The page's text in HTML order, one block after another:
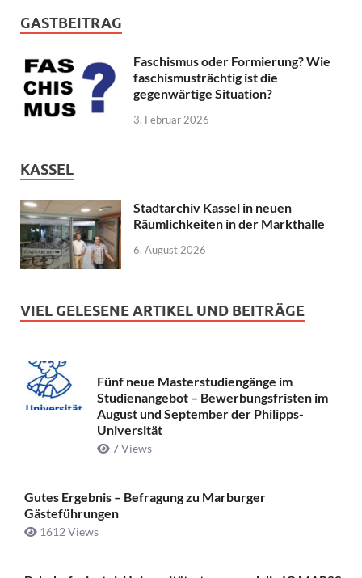
GASTBEITRAG
Faschismus oder Formierung? Wie
faschismusträchtig ist die
gegenwärtige Situation?
3. Februar 2026
KASSEL
Stadtarchiv Kassel in neuen
Räumlichkeiten in der Markthalle
6. August 2026
VIEL GELESENE ARTIKEL UND BEITRÄGE
Fünf neue Masterstudiengänge im
Studienangebot – Bewerbungsfristen im
August und September der Philipps-
Universität
7 Views
Gutes Ergebnis – Befragung zu Marburger
Gästeführungen
1612 Views